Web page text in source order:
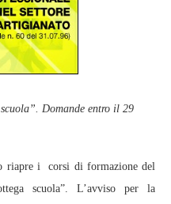
Domande entro il 29
riapre i corsi di formazione del
scuola”. L’avviso per la